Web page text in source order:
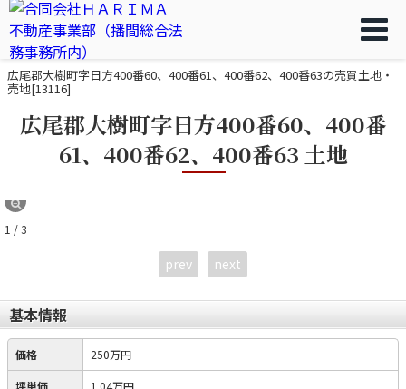
広尾郡大樹町字日方400番60、400番61、400番62、400番63の売買土地・
売地[13116]
広尾郡大樹町字日方400番60、400番
61、400番62、400番63 土地
1 / 3
prev next
基本情報
価格 250万円
坪単価 1.04万円